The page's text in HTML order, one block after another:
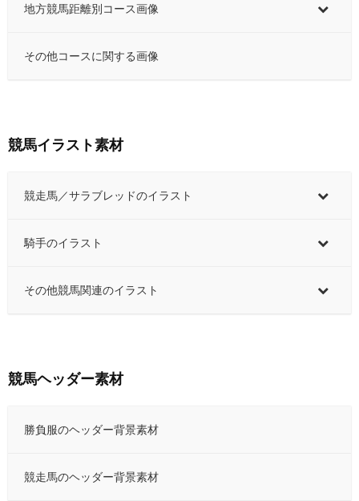
地方競馬距離別コース画像
その他コースに関する画像
競馬イラスト素材
競走馬／サラブレッドのイラスト
騎手のイラスト
その他競馬関連のイラスト
競馬ヘッダー素材
勝負服のヘッダー背景素材
競走馬のヘッダー背景素材